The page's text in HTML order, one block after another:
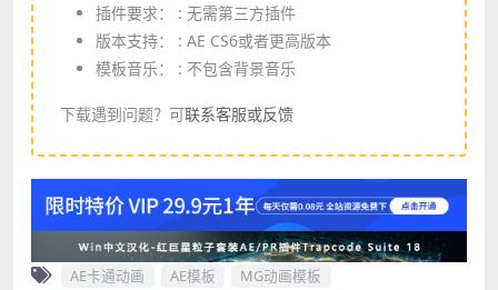
插件要求： : 无需第三方插件
版本支持： : AE CS6或者更高版本
模板音乐： : 不包含背景音乐
下载遇到问题？可联系客服或反馈
AE卡通动画 AE模板
MG动画模板